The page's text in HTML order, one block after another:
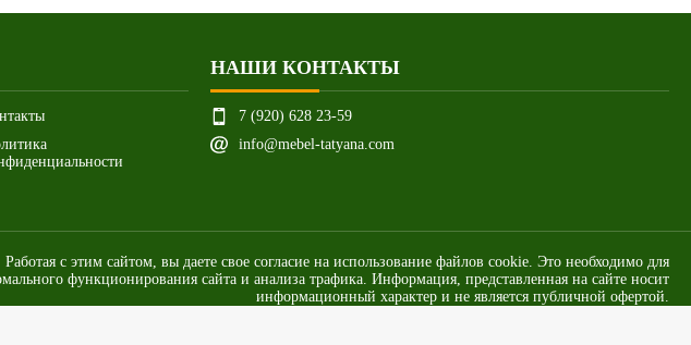
НАШИ КОНТАКТЫ
7 (920) 628 23-59
info@mebel-tatyana.com
Работая с этим сайтом, вы даете свое согласие на использование файлов cookie. Это необходимо для
функционирования сайта и анализа трафика. Информация, представленная на сайте носит
информационный характер и не является публичной офертой.